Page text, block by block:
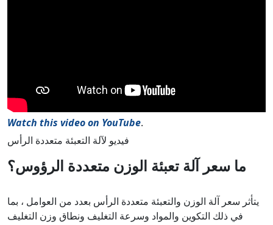
Watch this video on YouTube.
فيديو لآلة التعبئة متعددة الرأس
ما سعر آلة تعبئة الوزن متعددة الرؤوس؟
يتأثر سعر آلة الوزن والتعبئة متعددة الرأس بعدد من العوامل ، بما
في ذلك التكوين والمواد وسرعة التغليف ونطاق وزن التغليف